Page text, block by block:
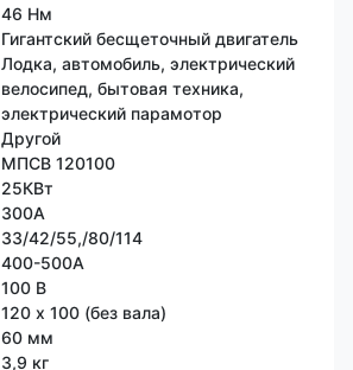
46 Нм
Гигантский бесщеточный двигатель
Лодка, автомобиль, электрический
велосипед, бытовая техника,
электрический парамотор
Другой
МПСВ 120100
25КВт
300А
33/42/55,/80/114
400-500А
100 В
120 х 100 (без вала)
60 мм
3,9 кг